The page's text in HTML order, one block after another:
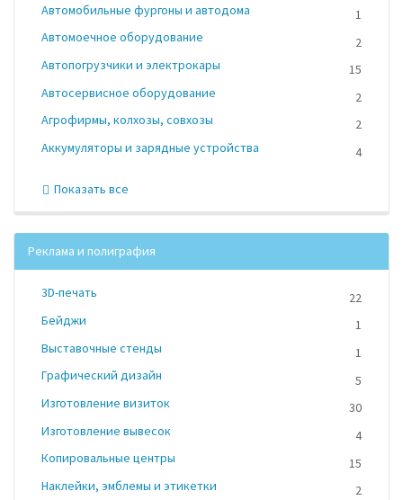
Автомобильные фургоны и автодома
1
Автомоечное оборудование
2
Автопогрузчики и электрокары
15
Автосервисное оборудование
2
Агрофирмы, колхозы, совхозы
2
Аккумуляторы и зарядные устройства
4
Показать все
Реклама и полиграфия
3D-печать
22
Бейджи
1
Выставочные стенды
1
Графический дизайн
5
Изготовление визиток
30
Изготовление вывесок
4
Копировальные центры
15
Наклейки, эмблемы и этикетки
2